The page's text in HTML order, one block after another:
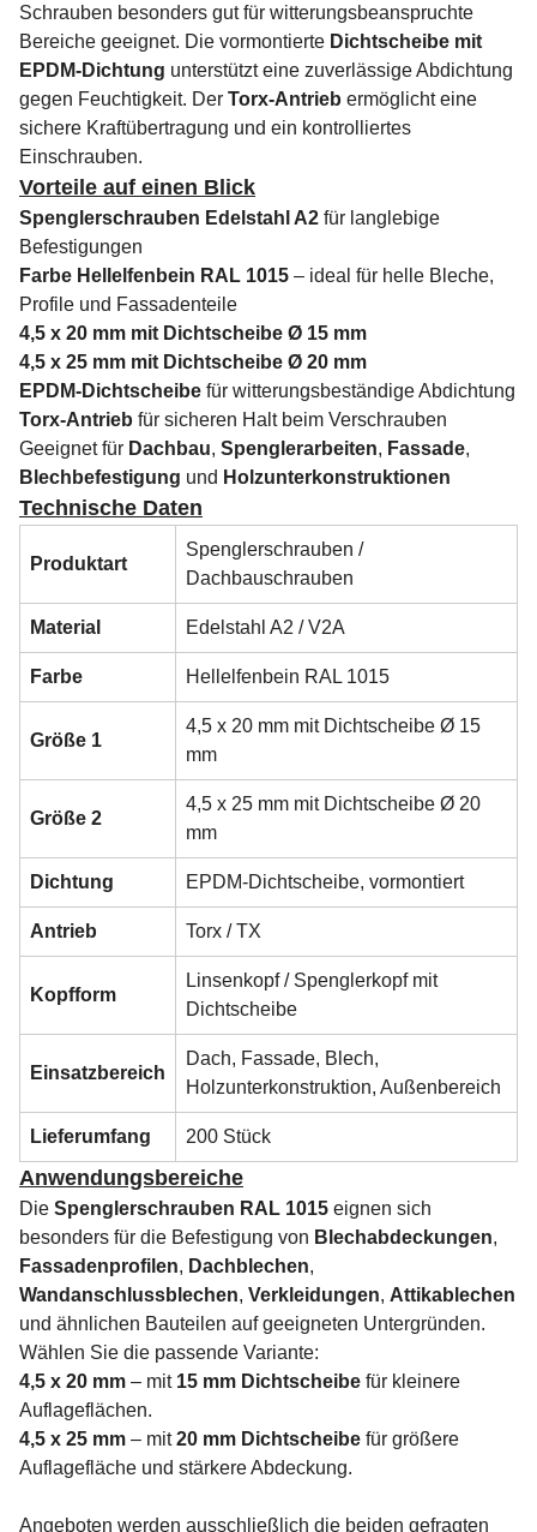
Schrauben besonders gut für witterungsbeanspruchte
Bereiche geeignet. Die vormontierte Dichtscheibe mit
EPDM-Dichtung unterstützt eine zuverlässige Abdichtung
gegen Feuchtigkeit. Der Torx-Antrieb ermöglicht eine
sichere Kraftübertragung und ein kontrolliertes
Einschrauben.
Vorteile auf einen Blick
Spenglerschrauben Edelstahl A2 für langlebige
Befestigungen
Farbe Hellelfenbein RAL 1015 – ideal für helle Bleche,
Profile und Fassadenteile
4,5 x 20 mm mit Dichtscheibe Ø 15 mm
4,5 x 25 mm mit Dichtscheibe Ø 20 mm
EPDM-Dichtscheibe für witterungsbeständige Abdichtung
Torx-Antrieb für sicheren Halt beim Verschrauben
Geeignet für Dachbau, Spenglerarbeiten, Fassade,
Blechbefestigung und Holzunterkonstruktionen
Technische Daten
Produktart
Spenglerschrauben /
Dachbauschrauben
Material Edelstahl A2 / V2A
Farbe Hellelfenbein RAL 1015
Größe 1
4,5 x 20 mm mit Dichtscheibe Ø 15
mm
Größe 2
4,5 x 25 mm mit Dichtscheibe Ø 20
mm
Dichtung EPDM-Dichtscheibe, vormontiert
Antrieb Torx / TX
Kopfform
Linsenkopf / Spenglerkopf mit
Dichtscheibe
Einsatzbereich
Dach, Fassade, Blech,
Holzunterkonstruktion, Außenbereich
Lieferumfang 200 Stück
Anwendungsbereiche
Die Spenglerschrauben RAL 1015 eignen sich
besonders für die Befestigung von Blechabdeckungen,
Fassadenprofilen, Dachblechen,
Wandanschlussblechen, Verkleidungen, Attikablechen
und ähnlichen Bauteilen auf geeigneten Untergründen.
Wählen Sie die passende Variante:
4,5 x 20 mm – mit 15 mm Dichtscheibe für kleinere
Auflageflächen.
4,5 x 25 mm – mit20 mm Dichtscheibe für größere
Auflagefläche und stärkere Abdeckung.
Angeboten werden ausschließlich die beiden gefragten